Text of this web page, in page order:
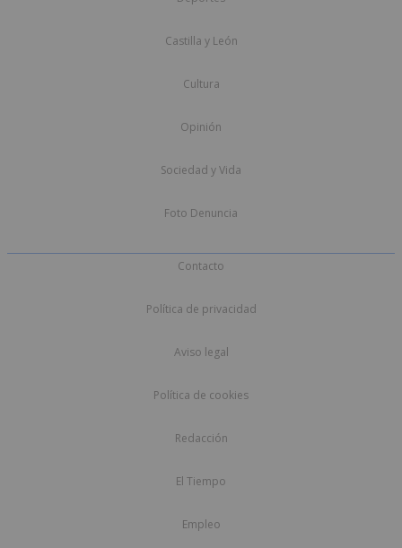
Castilla y León
Cultura
Opinión
Sociedad y Vida
Foto Denuncia
Contacto
Política de privacidad
Aviso legal
Política de cookies
Redacción
El Tiempo
Empleo